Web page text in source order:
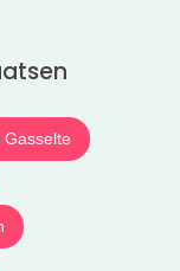
Gasselte